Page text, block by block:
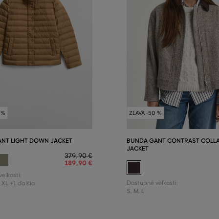
LIGHT DOWN JACKET
379,90 €
189,90 €
XL +1 ďalšia
ZĽAVA -50 %
BUNDA GANT CONTRAST
JACKET
Dostupné veľkosti:
S, M, L